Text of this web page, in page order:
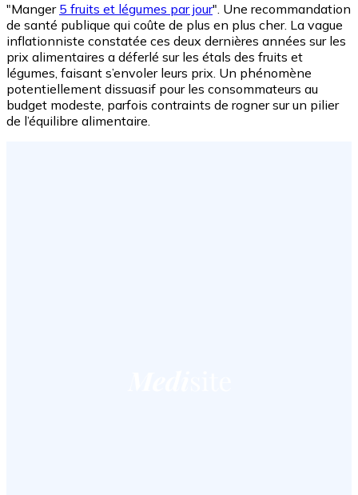
"Manger 5 fruits et légumes par jour". Une recommandation
de santé publique qui coûte de plus en plus cher. La vague
inflationniste constatée ces deux dernières années sur les
prix alimentaires a déferlé sur les étals des fruits et
légumes, faisant s’envoler leurs prix. Un phénomène
potentiellement dissuasif pour les consommateurs au
budget modeste, parfois contraints de rogner sur un pilier
de l’équilibre alimentaire.